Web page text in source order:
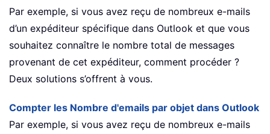
Par exemple, si vous avez reçu de nombreux e-mails
d’un expéditeur spécifique dans Outlook et que vous
souhaitez connaître le nombre total de messages
provenant de cet expéditeur, comment procéder ?
Deux solutions s’offrent à vous.
Compter les Nombre d'emails par objet dans Outlook
Par exemple, si vous avez reçu de nombreux e-mails